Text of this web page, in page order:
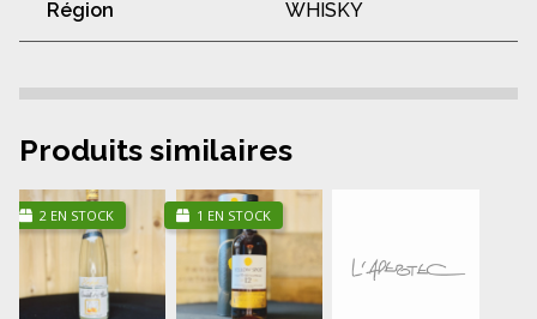
Région WHISKY
Produits similaires
2 EN STOCK 1 EN STOCK